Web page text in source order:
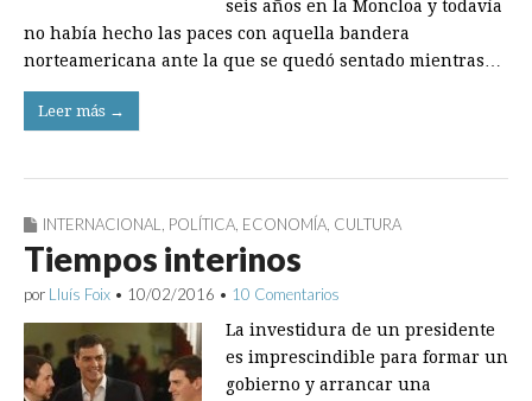
seis años en la Moncloa y todavía
no había hecho las paces con aquella bandera
norteamericana ante la que se quedó sentado mientras…
Leer más →
INTERNACIONAL, POLÍTICA, ECONOMÍA, CULTURA
Tiempos interinos
por Lluís Foix • 10/02/2016 • 10 Comentarios
La investidura de un presidente
es imprescindible para formar un
gobierno y arrancar una